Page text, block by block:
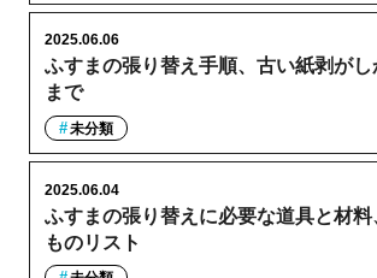
ふすまの張り替え手順、古い紙剥が
まで
2025.06.06
未分類
ふすまの張り替えに必要な道具と材料
ものリスト
2025.06.04